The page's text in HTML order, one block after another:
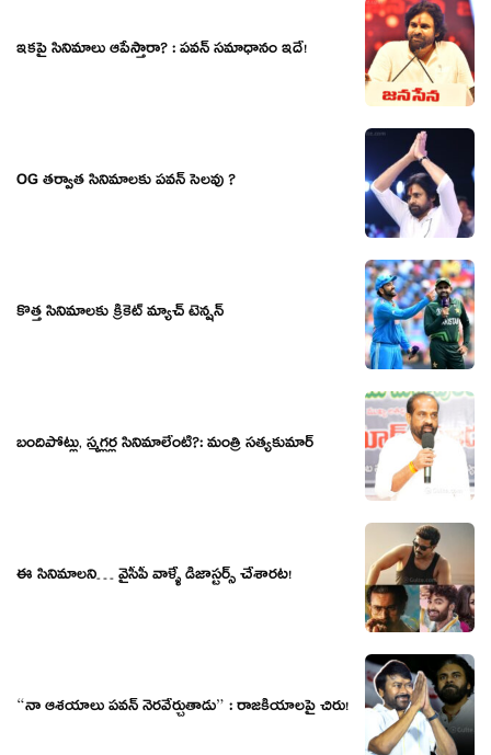
ఇకపై సినిమాలు ఆపేస్తారా? : పవన్ సమాధానం ఇదే!
OG తర్వాత సినిమాలకు పవన్ సెలవు ?
కొత్త సినిమాలకు క్రికెట్ మ్యాచ్ టెన్షన్
బందిపోట్లు, స్మగ్లర్ల సినిమాలేంటి?: మంత్రి సత్యకుమార్
ఈ సినిమాలని… వైసీపీ వాళ్ళే డిజాస్టర్స్ చేశారట!
“నా ఆశయాలు పవన్ నెరవేర్చుతాడు” : రాజకీయాలపై చిరు!